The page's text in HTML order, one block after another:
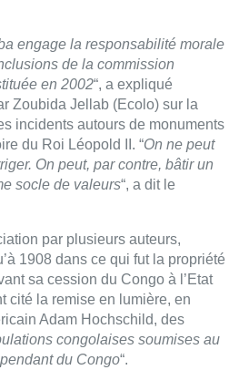
engage la responsabilité morale
de la commission
en 2002“, a expliqué
Zoubida Jellab (Ecolo) sur la
incidents autours de monuments
du Roi Léopold II. “On ne peut
On peut, par contre, bâtir un
socle de valeurs“, a dit le
par plusieurs auteurs,
1908 dans ce qui fut la propriété
sa cession du Congo à l’Etat
cité la remise en lumière, en
Adam Hochschild, des
congolaises soumises au
du Congo“.